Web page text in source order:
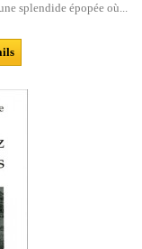
splendide épopée où...